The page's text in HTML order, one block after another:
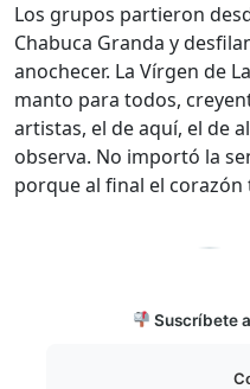
Los grupos partieron
Chabuca Granda y
anochecer. La Vírgen de
manto para todos,
artistas, el de aquí, el de
observa. No importó la
porque al final el corazón
Suscríbete